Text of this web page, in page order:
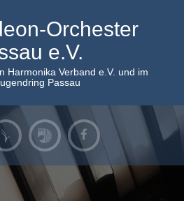
Orchester
e.V.
Harmonika Verband e.V. und im
Passau